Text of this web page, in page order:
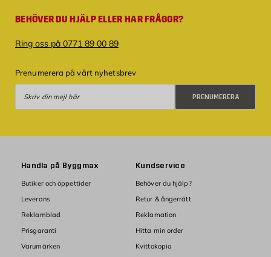
BEHÖVER DU HJÄLP ELLER HAR FRÅGOR?
Ring oss på 0771 89 00 89
Prenumerera på vårt nyhetsbrev
PRENUMERERA
Handla på Byggmax
Butiker och öppettider
Leverans
Reklamblad
Prisgaranti
Varumärken
Kundservice
Behöver du hjälp?
Retur & ångerrätt
Reklamation
Hitta min order
Kvittokopia